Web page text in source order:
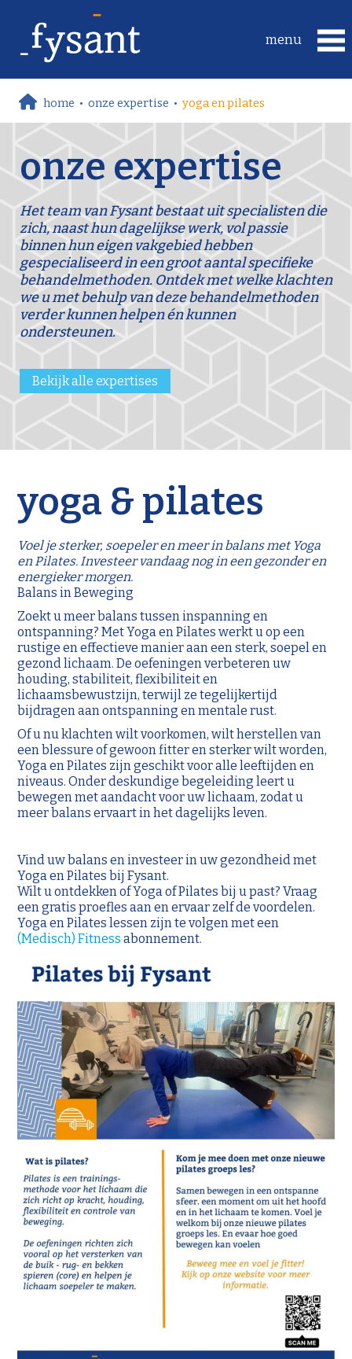
home • onze expertise • yoga en pilates
onze expertise
Het team van Fysant bestaat uit specialisten die
zich, naast hun dagelijkse werk, vol passie
binnen hun eigen vakgebied hebben
gespecialiseerd in een groot aantal specifieke
behandelmethoden. Ontdek met welke klachten
we u met behulp van deze behandelmethoden
verder kunnen helpen én kunnen
ondersteunen.
Bekijk alle expertises
yoga & pilates
Voel je sterker, soepeler en meer in balans met Yoga
en Pilates. Investeer vandaag nog in een gezonder en
energieker morgen.
Balans in Beweging
Zoekt u meer balans tussen inspanning en
ontspanning? Met Yoga en Pilates werkt u op een
rustige en effectieve manier aan een sterk, soepel en
gezond lichaam. De oefeningen verbeteren uw
houding, stabiliteit, flexibiliteit en
lichaamsbewustzijn, terwijl ze tegelijkertijd
bijdragen aan ontspanning en mentale rust.
Of u nu klachten wilt voorkomen, wilt herstellen van
een blessure of gewoon fitter en sterker wilt worden,
Yoga en Pilates zijn geschikt voor alle leeftijden en
niveaus. Onder deskundige begeleiding leert u
bewegen met aandacht voor uw lichaam, zodat u
meer balans ervaart in het dagelijks leven.
Vind uw balans en investeer in uw gezondheid met
Yoga en Pilates bij Fysant.
Wilt u ontdekken of Yoga of Pilates bij u past? Vraag
een gratis proefles aan en ervaar zelf de voordelen.
Yoga en Pilates lessen zijn te volgen met een
(Medisch) Fitness abonnement.